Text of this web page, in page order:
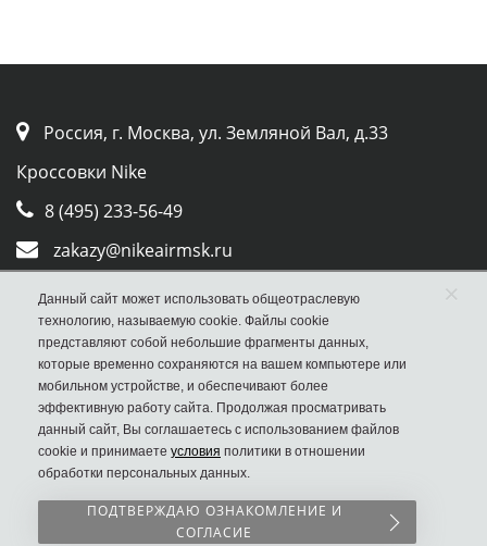
Россия, г. Москва, ул. Земляной Вал, д.33
Кроссовки Nike
8 (495) 233-56-49
zakazy@nikeairmsk.ru
Whatsapp
Viber
Наш сайт НЕ является официальным сайтом
Nike
Данный сайт может использовать общеотраслевую
технологию, называемую cookie. Файлы cookie
представляют собой небольшие фрагменты данных,
которые временно сохраняются на вашем компьютере или
мобильном устройстве, и обеспечивают более
эффективную работу сайта. Продолжая просматривать
данный сайт, Вы соглашаетесь с использованием файлов
cookie и принимаете условия политики в отношении
обработки персональных данных.
×
ПОДТВЕРЖДАЮ ОЗНАКОМЛЕНИЕ И
СОГЛАСИЕ